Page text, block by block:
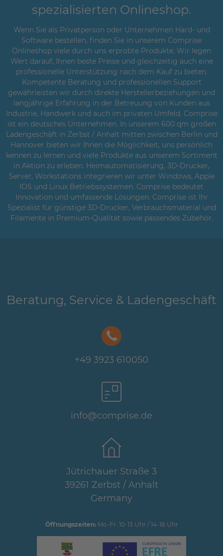
spezialisierten Onlineshop.
Wenn Sie als Privatperson oder Unternehmen Hard- und
Software bestellen, finden Sie in unserem Comprise
Onlineshop viele durch uns erprobte Produkte. Wir legen
Wert darauf, Ihnen beste Preise und gleichzeitig auch eine
professionelle Unterstützung nach dem Kauf zu bieten.
Kompetente Beratung und professionellen Support
gewährleisten wir durch direkte Herstellerbeziehungen und
langjährige Erfahrung in der Betreuung von Kunden aus
Industrie, Handwerk und auch im privaten Umfeld. Comprise
ist ein deutsches Unternehmen. In unserem 600 qm großen
Ladengeschäft in Zerbst / Anhalt mitten zwischen Berlin und
Hannover bieten wir Ihnen die Möglichkeit, uns persönlich
kennen zu lernen und viele Produkte aus unserem Sortiment
in Aktion zu erleben. Heimautomatisierung, 3D-Drucker,
Server, Workstations integrieren wir unter Windows, Apple
IOS und Linux Betriebssystemen. Comprise bedeutet
Innovation und umfassende Lösungen. Comprise ist Ihr
Spezialist für günstige 3D-Drucker, Verbrauchsmaterial und
Filamente in Premium-Qualität sowie passendes Zubehör.
Beratung, Service & Ladengeschäft
+49 3923 610050
info@comprise.de
Jütrichauer Straße 3
39261 Zerbst / Anhalt
Germany
Öffnungszeiten:Mo-Fr: 10-13 Uhr / 14-18 Uhr